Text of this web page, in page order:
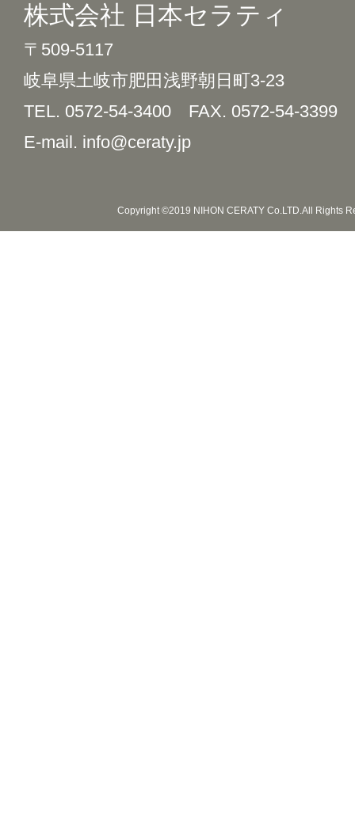
株式会社 日本セラティ
〒509-5117
岐阜県土岐市肥田浅野朝日町3-23
TEL. 0572-54-3400 FAX. 0572-54-3399
E-mail. info@ceraty.jp
Copyright ©2019 NIHON CERATY Co.LTD.All Rights